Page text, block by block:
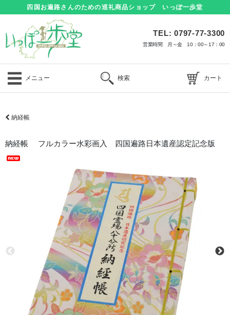
四国お遍路さんのための巡礼商品ショップ いっぽ一歩堂
TEL: 0797-77-3300
営業時間 月～金 10：00～17：00
メニュー 検索 カート
納経帳
納経帳 フルカラー水彩画入 四国遍路日本遺産認定記念版